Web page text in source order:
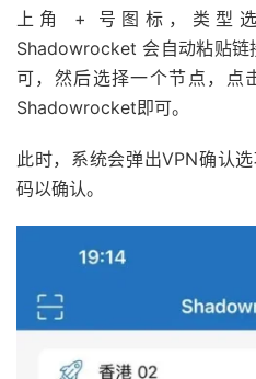
上角 + 号图标，类型
Shadowrocket 会自动粘贴链
可，然后选择一个节点，点
Shadowrocket即可。
此时，系统会弹出VPN确认
码以确认。